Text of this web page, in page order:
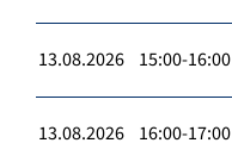
13.08.2026 15:00-16:00
13.08.2026 16:00-17:00